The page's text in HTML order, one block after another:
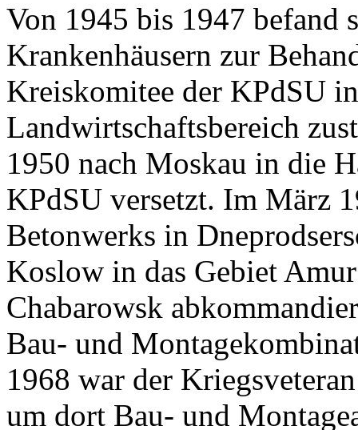
Von 1945 bis 1947 befand
Krankenhäusern zur
Kreiskomitee der KPdSU
Landwirtschaftsbereich
1950 nach Moskau in die
KPdSU versetzt. Im März
Betonwerks in
Koslow in das Gebiet
Chabarowsk
Bau- und
1968 war der
um dort Bau- und